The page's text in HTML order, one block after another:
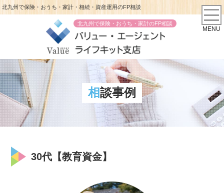
北九州で保険・おうち・家計・相続・資産運用のFP相談
北九州で保険・おうち・家計のFP相談
MENU
相談事例
30代【教育資金】